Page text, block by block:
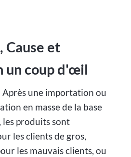
Cause et
un coup d'œil
Après une importation ou
en masse de la base
les produits sont
les clients de gros,
les mauvais clients, ou